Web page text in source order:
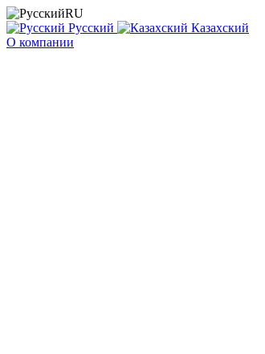
RU
Русский
Казахский
О компании